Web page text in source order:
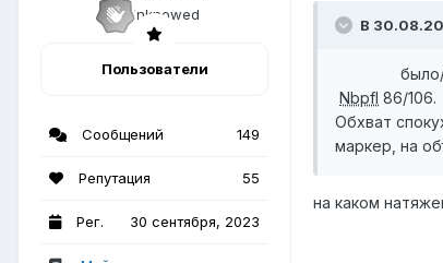
Пользователи
Сообщений 149
Репутация 55
Рег. 30 сентября, 2023
В
Nbpfl 86/
Oбхват
маркер, на
на каком